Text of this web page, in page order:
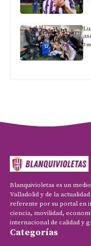
3
Blanquivioletas es un
Valladolid y de la
referente por su portal en
ciencia, movilidad,
internacional de calidad y
Categorías